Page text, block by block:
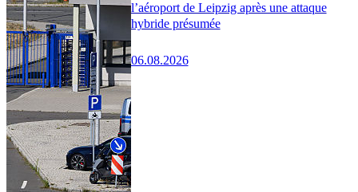
l’aéroport de Leipzig après une attaque
hybride présumée
06.08.2026